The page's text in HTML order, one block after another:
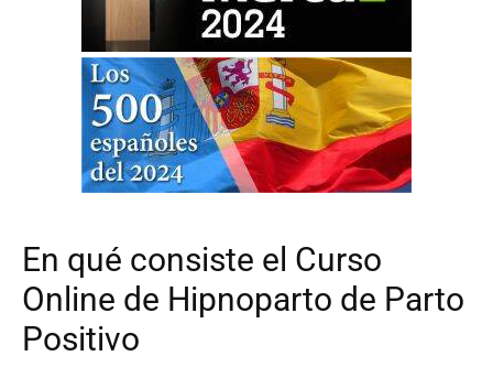
En qué consiste el Curso
Online de Hipnoparto de Parto
Positivo